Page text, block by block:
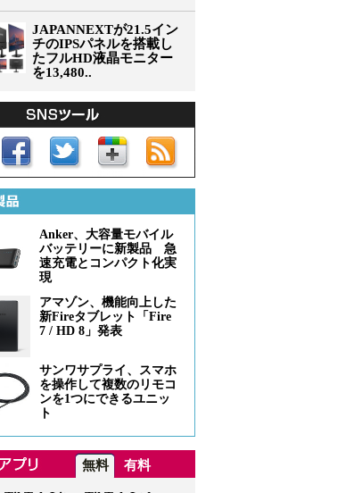
JAPANNEXTが21.5イン
チのIPSパネルを搭載し
たフルHD液晶モニター
を13,480..
Anker、大容量モバイル
バッテリーに新製品 急
速充電とコンパクト化実
現
アマゾン、機能向上した
新Fireタブレット「Fire
7 / HD 8」発表
サンワサプライ、スマホ
を操作して複数のリモコ
ンを1つにできるユニッ
ト
無料 有料